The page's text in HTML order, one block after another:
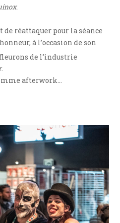
.
de réattaquer pour la séance
à l’occasion de son
de l’industrie
.
afterwork…